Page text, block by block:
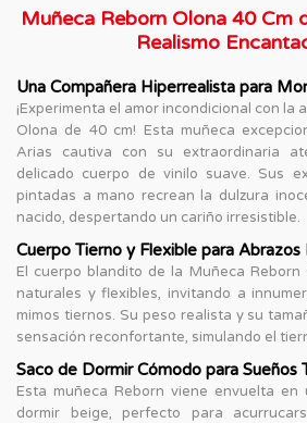
Muñeca Reborn Olona 40 Cm
Realismo
Una Compañera Hiperrealista para
¡Experimenta el amor incondicional con la
Olona de 40 cm! Esta muñeca
Arias cautiva con su extraordinaria
delicado cuerpo de vinilo suave. Sus
pintadas a mano recrean la dulzura
nacido, despertando un cariño irresistible.
Cuerpo Tierno y Flexible para
El cuerpo blandito de la Muñeca
naturales y flexibles, invitando a
mimos tiernos. Su peso realista y su
sensación reconfortante, simulando el
Saco de Dormir Cómodo para Sueños
Esta muñeca Reborn viene envuelta
dormir beige, perfecto para